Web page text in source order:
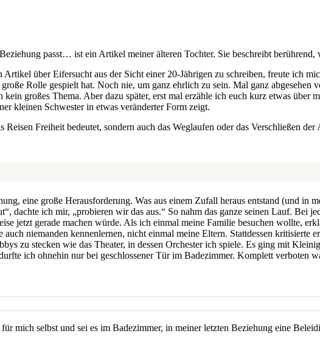
passt… ist ein Artikel meiner älteren Tochter. Sie beschreibt berührend,
über Eifersucht aus der Sicht einer 20-Jährigen zu schreiben, freute ich
Rolle gespielt hat. Noch nie, um ganz ehrlich zu sein. Mal ganz
großes Thema. Aber dazu später, erst mal erzähle ich euch kurz etwas
kleinen Schwester in etwas veränderter Form zeigt.
Freiheit bedeutet, sondern auch das Weglaufen oder das Verschließen
eine große Herausforderung. Was aus einem Zufall heraus entstand (und in
dachte ich mir, „probieren wir das aus.“ So nahm das ganze seinen Lauf.
jetzt gerade machen würde. Als ich einmal meine Familie besuchen wollte,
niemanden kennenlernen, nicht einmal meine Eltern. Stattdessen kritisierte
zu stecken wie das Theater, in dessen Orchester ich spiele. Es ging mit
ich ohnehin nur bei geschlossener Tür im Badezimmer. Komplett verboten
mich selbst und sei es im Badezimmer, in meiner letzten Beziehung eine